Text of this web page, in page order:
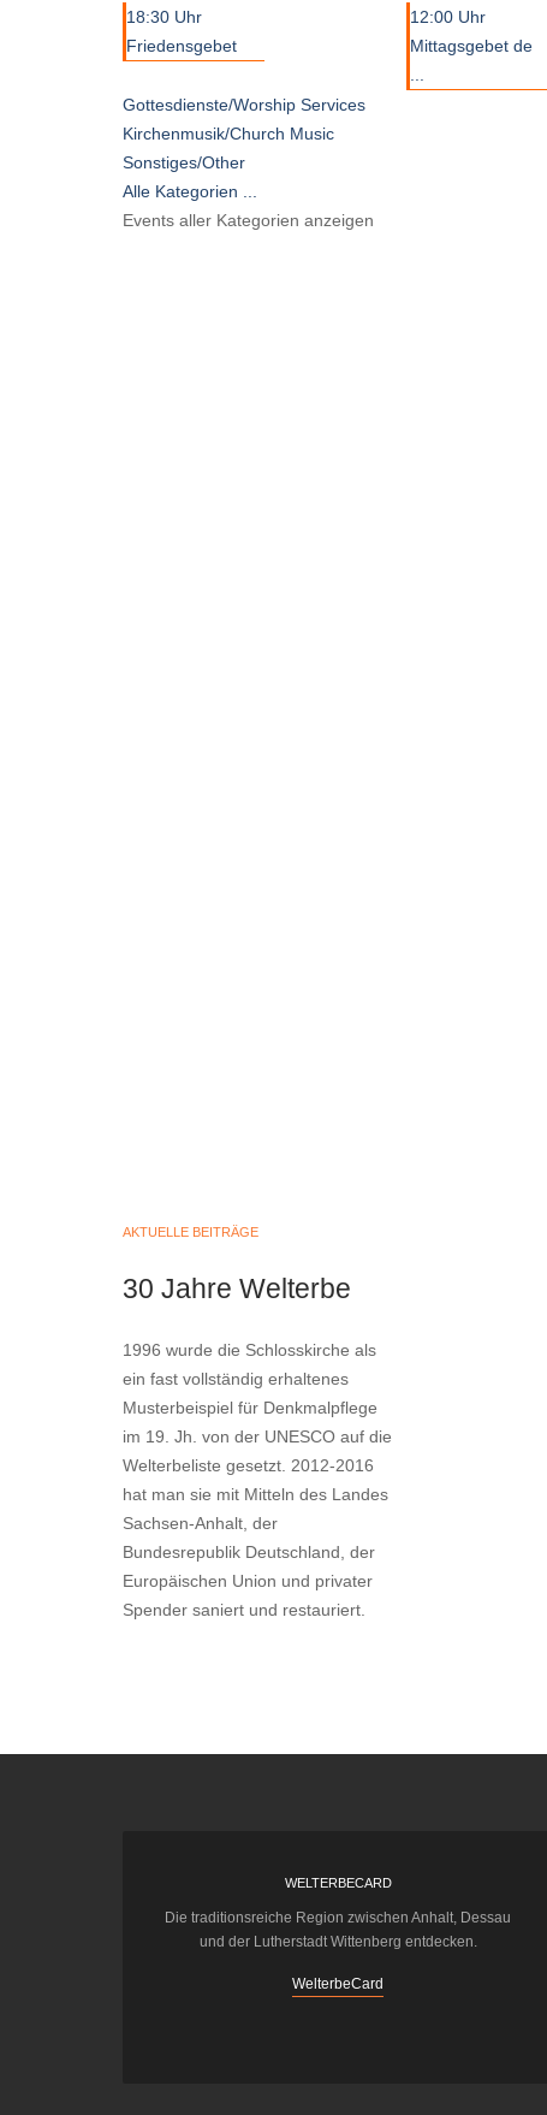
18:30 Uhr
Friedensgebet
12:00 Uhr
Mittagsgebet de
...
Gottesdienste/Worship Services
Kirchenmusik/Church Music
Sonstiges/Other
Alle Kategorien ...
Events aller Kategorien anzeigen
AKTUELLE BEITRÄGE
30 Jahre Welterbe
1996 wurde die Schlosskirche als
ein fast vollständig erhaltenes
Musterbeispiel für Denkmalpflege
im 19. Jh. von der UNESCO auf die
Welterbeliste gesetzt. 2012-2016
hat man sie mit Mitteln des Landes
Sachsen-Anhalt, der
Bundesrepublik Deutschland, der
Europäischen Union und privater
Spender saniert und restauriert.
WELTERBECARD
Die traditionsreiche Region zwischen Anhalt, Dessau
und der Lutherstadt Wittenberg entdecken.
WelterbeCard